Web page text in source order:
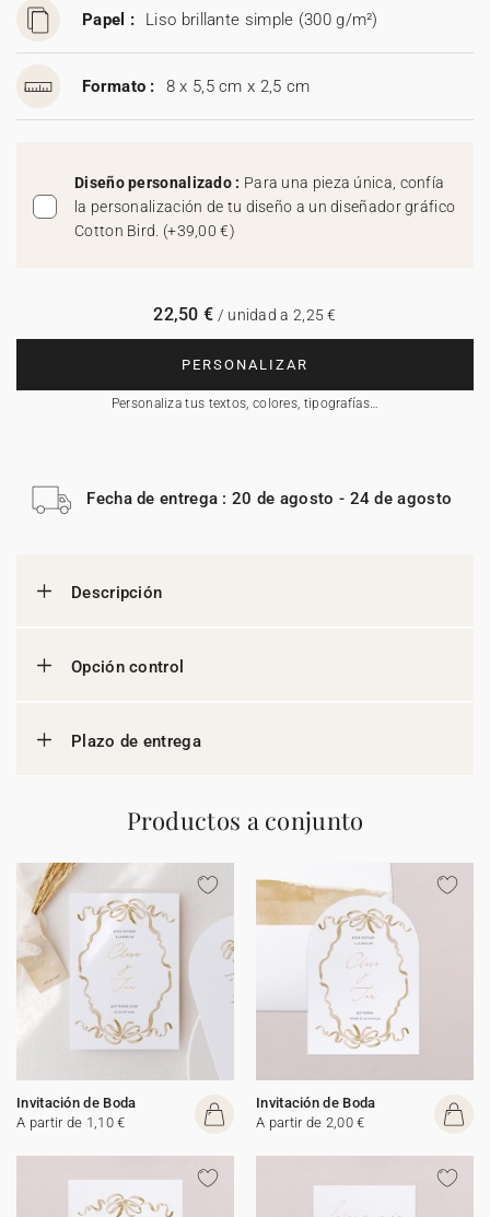
Papel : Liso brillante simple (300 g/m²)
Formato : 8 x 5,5 cm x 2,5 cm
Diseño personalizado : Para una pieza única, confía
la personalización de tu diseño a un diseñador gráfico
Cotton Bird. (+39,00 €)
PERSONALIZAR
Personaliza tus textos, colores, tipografías…
22,50 € / unidad a 2,25 €
Fecha de entrega : 20 de agosto - 24 de agosto
Descripción
Opción control
Plazo de entrega
Productos a conjunto
Invitación de Boda
A partir de 1,10 €
Invitación de Boda
A partir de 2,00 €